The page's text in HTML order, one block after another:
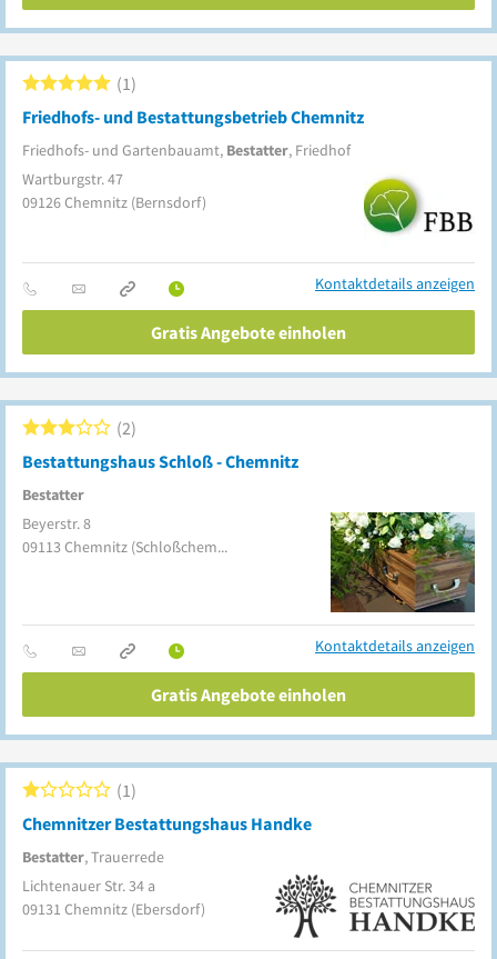
Friedhofs- und Bestattungsbetrieb Chemnitz
Friedhofs- und Gartenbauamt, Bestatter, Friedhof
1
Wartburgstr. 47
09126Chemnitz (Bernsdorf)
Kontaktdetails anzeigen
Gratis Angebote einholen
Bestattungshaus Schloß - Chemnitz
Bestatter
2
Beyerstr. 8
09113 Chemnitz (Schloßchemnitz)
Kontaktdetails anzeigen
Gratis Angebote einholen
Chemnitzer Bestattungshaus Handke
Bestatter, Trauerrede
1
Lichtenauer Str. 34 a
09131 Chemnitz (Ebersdorf)